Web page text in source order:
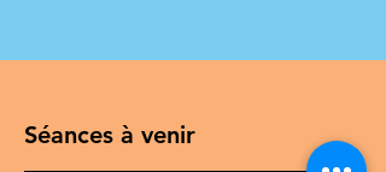
Séances à venir